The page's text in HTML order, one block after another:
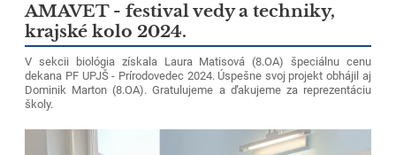
AMAVET - festival vedy a techniky,
krajské kolo 2024.
V sekcii biológia získala Laura Matisová (8.OA) špeciálnu cenu
dekana PF UPJŠ - Prírodovedec 2024. Úspešne svoj projekt obhájil aj
Dominik Marton (8.OA). Gratulujeme a ďakujeme za reprezentáciu
školy.